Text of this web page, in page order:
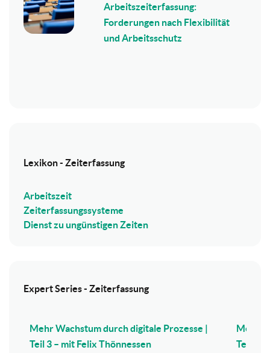
Arbeitszeiterfassung:
Forderungen nach Flexibilität
und Arbeitsschutz
Lexikon - Zeiterfassung
Arbeitszeit
Zeiterfassungssysteme
Dienst zu ungünstigen Zeiten
Expert Series - Zeiterfassung
Mehr Wachstum durch digitale Prozesse |
Teil 3 – mit Felix Thönnessen
Mehr
Teil 2 –